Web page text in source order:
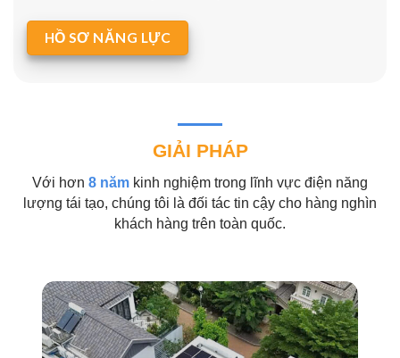
HỒ SƠ NĂNG LỰC
GIẢI PHÁP
Với hơn 8 năm kinh nghiệm trong lĩnh vực điện năng
lượng tái tạo, chúng tôi là đối tác tin cậy cho hàng nghìn
khách hàng trên toàn quốc.